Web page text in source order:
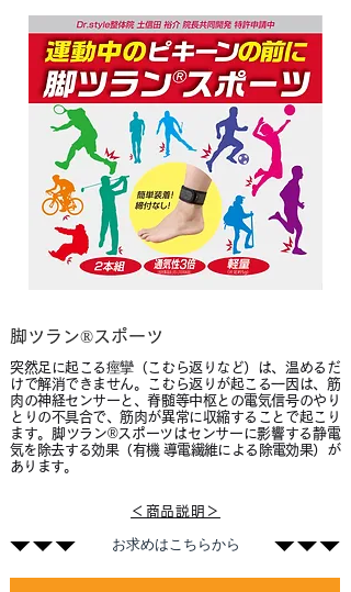
脚ツラン®スポーツ
突然足に起こる痙攣（こむら返りなど）は、温めるだ
けで解消できません。こむら返りが起こる一因は、筋
肉の神経センサーと、脊髄等中枢との電気信号のやり
とりの不具合で、筋肉が異常に収縮することで起こり
ます。脚ツラン®スポーツはセンサーに影響する静電
気を除去する効果（有機 導電繊維による除電効果）が
あります。
＜商品説明＞
​お求めはこちらから